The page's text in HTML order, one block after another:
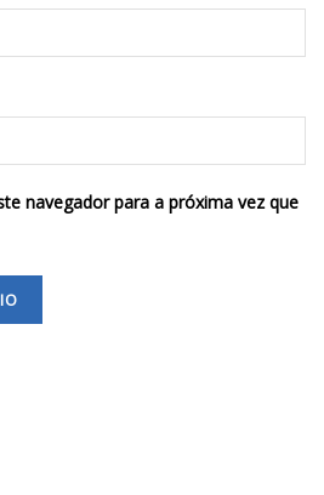
navegador para a próxima vez que